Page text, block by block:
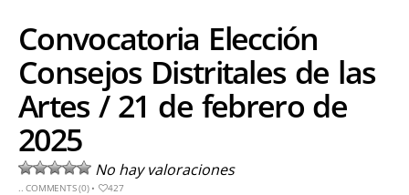
Convocatoria Elección
Consejos Distritales de las
Artes / 21 de febrero de
2025
No hay valoraciones
..COMMENTS (0)• 427